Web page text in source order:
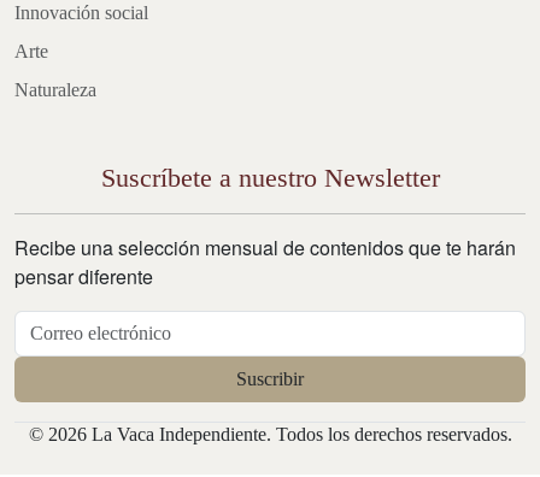
Innovación social
Arte
Naturaleza
Suscríbete a nuestro Newsletter
Recibe una selección mensual de contenidos que te harán
pensar diferente
© 2026 La Vaca Independiente. Todos los derechos reservados.